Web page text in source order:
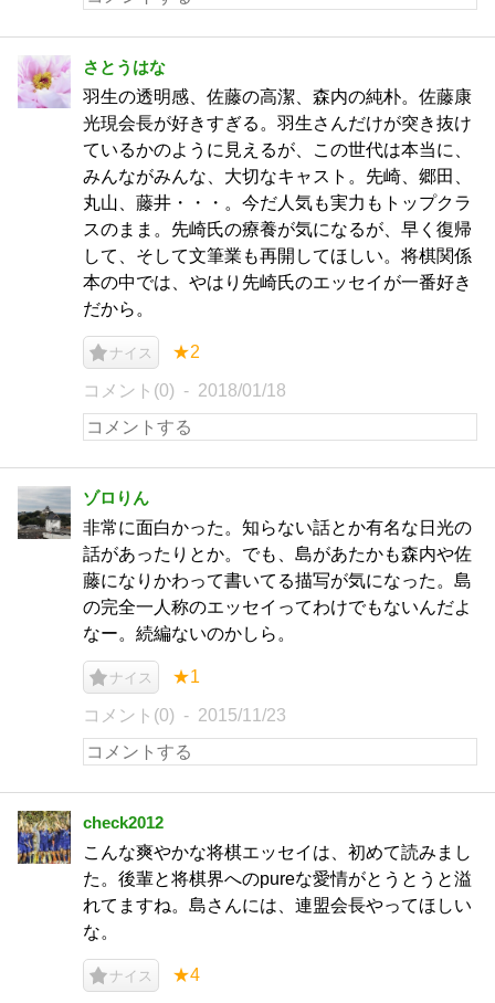
さとうはな
羽生の透明感、佐藤の高潔、森内の純朴。佐藤康
光現会長が好きすぎる。羽生さんだけが突き抜け
ているかのように見えるが、この世代は本当に、
みんながみんな、大切なキャスト。先崎、郷田、
丸山、藤井・・・。今だ人気も実力もトップクラ
スのまま。先崎氏の療養が気になるが、早く復帰
して、そして文筆業も再開してほしい。将棋関係
本の中では、やはり先崎氏のエッセイが一番好き
だから。
ナイス ★2
コメント(0) 2018/01/18
ゾロりん
非常に面白かった。知らない話とか有名な日光の
話があったりとか。でも、島があたかも森内や佐
藤になりかわって書いてる描写が気になった。島
の完全一人称のエッセイってわけでもないんだよ
なー。続編ないのかしら。
ナイス ★1
コメント(0) 2015/11/23
check2012
こんな爽やかな将棋エッセイは、初めて読みまし
た。後輩と将棋界へのpureな愛情がとうとうと溢
れてますね。島さんには、連盟会長やってほしい
な。
ナイス ★4